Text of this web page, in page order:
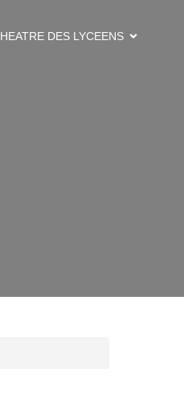
DES LYCEENS